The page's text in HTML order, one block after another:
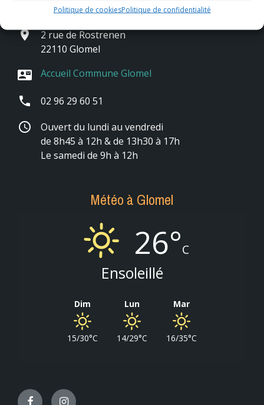
Politique de cookiesPolitique de confidentialité
place
2 rue de Rostrenen
22110 Glomel
contact_mail Accueil Commune Glomel
phone 02 96 29 60 51
schedule
Ouvert du lundi au vendredi
de 8h45 à 12h & de 13h30 à 17h
Le samedi de 9h à 12h
Météo à Glomel
26°C
Ensoleillé
Dim
15/30°C
Lun
14/29°C
Mar
16/35°C
FacebookInstagram